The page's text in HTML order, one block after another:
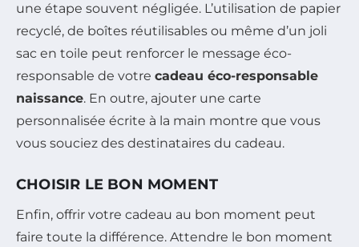
une étape souvent négligée. L’utilisation de papier
recyclé, de boîtes réutilisables ou même d’un joli
sac en toile peut renforcer le message éco-
responsable de votre cadeau éco-responsable
naissance. En outre, ajouter une carte
personnalisée écrite à la main montre que vous
vous souciez des destinataires du cadeau.
CHOISIR LE BON MOMENT
Enfin, offrir votre cadeau au bon moment peut
faire toute la différence. Attendre le bon moment